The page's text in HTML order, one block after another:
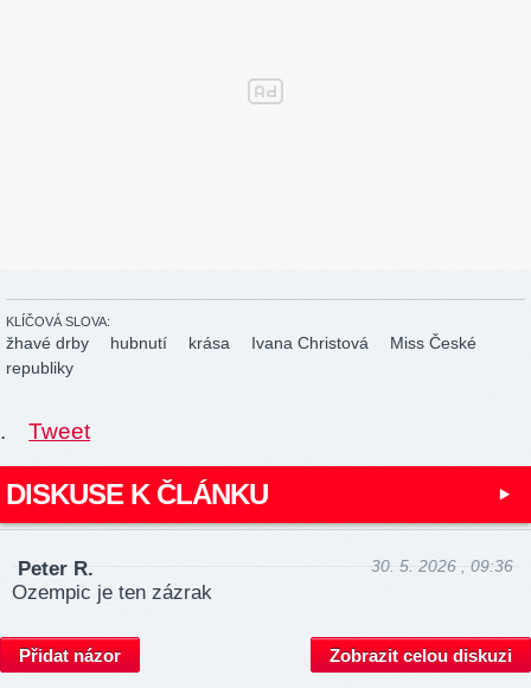
KLÍČOVÁ SLOVA:
žhavé drby hubnutí krása Ivana Christová
Miss České
republiky
. Tweet
DISKUSE K ČLÁNKU
Peter R. 30. 5. 2026 , 09:36
Ozempic je ten zázrak
Přidat názor Zobrazit celou diskuzi